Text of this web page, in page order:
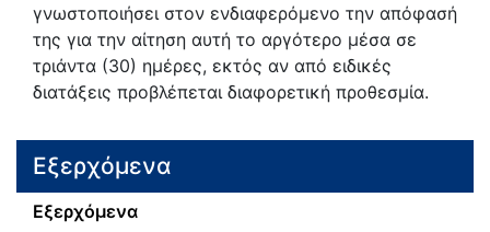
γνωστοποιήσει στον ενδιαφερόμενο την απόφασή
της για την αίτηση αυτή το αργότερο μέσα σε
τριάντα (30) ημέρες, εκτός αν από ειδικές
διατάξεις προβλέπεται διαφορετική προθεσμία.
Εξερχόμενα
Εξερχόμενα